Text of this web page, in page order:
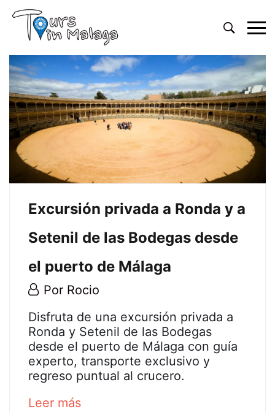
Primary
Excursión privada a Ronda y a
Setenil de las Bodegas desde
el puerto de Málaga
29
2026
Por Rocio
Excursión
privada
a
Ronda
Disfruta de una excursión privada a
Ronda y Setenil de las Bodegas
desde el puerto de Málaga con guía
experto, transporte exclusivo y
regreso puntual al crucero.
Leer másabout